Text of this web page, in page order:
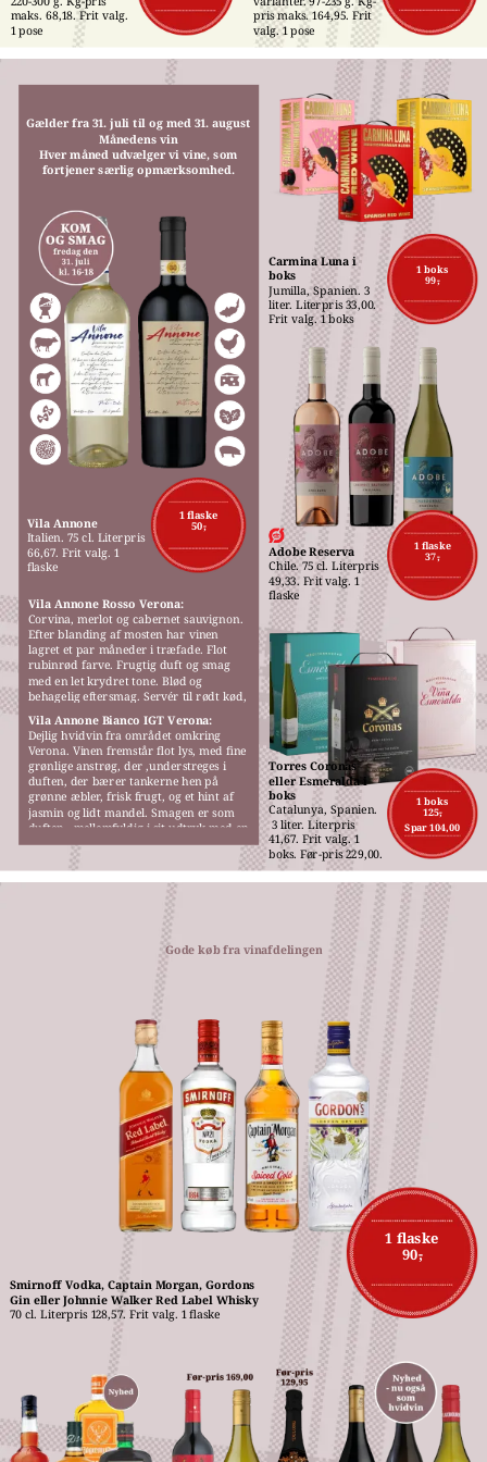
maks. 68,18. Frit valg.
1 pose
pris maks. 164,95. Frit
valg. 1 pose
1 flaske
50,-
Vila Annone
Italien. 75 cl. Literpris
66,67. Frit valg. 1
flaske
1 boks
99,-
Carmina Luna i
boks
Jumilla, Spanien. 3
liter. Literpris 33,00.
Frit valg. 1 boks
1 flaske
37,-
Adobe Reserva
Chile. 75 cl. Literpris
49,33. Frit valg. 1
flaske
Gælder fra 31. juli til og med 31. august
Månedens vin
Hver måned udvælger vi vine, som
fortjener særlig opmærksomhed.
1 boks
125,-
Spar 104,00
Torres Coronas
eller Esmeralda i
boks
Catalunya, Spanien.
3 liter. Literpris
41,67. Frit valg. 1
boks. Før-pris 229,00.
Vila Annone Rosso Verona:
Corvina, merlot og cabernet sauvignon.
Efter blanding af mosten har vinen
lagret et par måneder i træfade. Flot
rubinrød farve. Frugtig duft og smag
med en let krydret tone. Blød og
behagelig eftersmag. Servér til rødt kød,
Vila Annone Bianco IGT Verona:
Dejlig hvidvin fra området omkring
Verona. Vinen fremstår flot lys, med fine
grønlige anstrøg, der ,understreges i
duften, der bærer tankerne hen på
grønne æbler, frisk frugt, og et hint af
jasmin og lidt mandel. Smagen er som
duften,  mellemfyldig i sit udtryk med en
behagelig blødhed.
1 flaske
90,-
Smirnoff Vodka, Captain Morgan, Gordons
Gin eller Johnnie Walker Red Label Whisky
70 cl. Literpris 128,57. Frit valg. 1 flaske
Gode køb fra vinafdelingen